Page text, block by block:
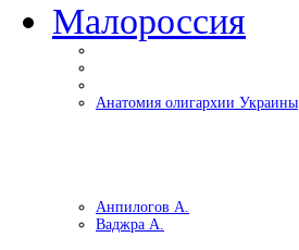
Малороссия
Анатомия олигархии Украины
Анпилогов А.
Ваджра А.